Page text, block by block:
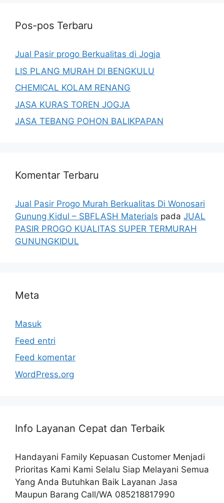
Pos-pos Terbaru
Jual Pasir progo Berkualitas di Jogja
LIS PLANG MURAH DI BENGKULU
CHEMICAL KOLAM RENANG
JASA KURAS TOREN JOGJA
JASA TEBANG POHON BALIKPAPAN
Komentar Terbaru
Jual Pasir Progo Murah Berkualitas Di Wonosari
Gunung Kidul – SBFLASH Materials pada JUAL
PASIR PROGO KUALITAS SUPER TERMURAH
GUNUNGKIDUL
Meta
Masuk
Feed entri
Feed komentar
WordPress.org
Info Layanan Cepat dan Terbaik
Handayani Family Kepuasan Customer Menjadi
Prioritas Kami Kami Selalu Siap Melayani Semua
Yang Anda Butuhkan Baik Layanan Jasa
Maupun Barang Call/WA 085218817990